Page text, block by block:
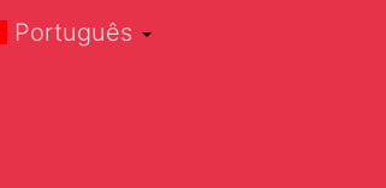
Português